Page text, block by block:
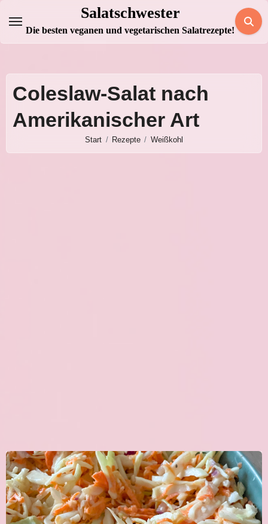
Inhalt
springen
Salatschwester
Die besten veganen und vegetarischen Salatrezepte!
Coleslaw-Salat nach
Amerikanischer Art
Start Rezepte Weißkohl